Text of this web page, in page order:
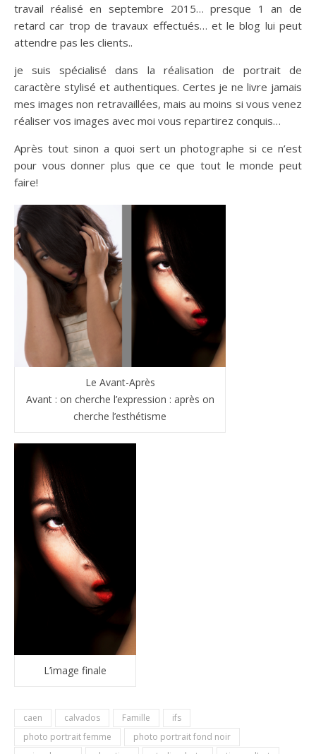
travail réalisé en septembre 2015… presque 1 an de
retard car trop de travaux effectués… et le blog lui peut
attendre pas les clients..
je suis spécialisé dans la réalisation de portrait de
caractère stylisé et authentiques. Certes je ne livre jamais
mes images non retravaillées, mais au moins si vous venez
réaliser vos images avec moi vous repartirez conquis…
Après tout sinon a quoi sert un photographe si ce n’est
pour vous donner plus que ce que tout le monde peut
faire!
Le Avant-Après
Avant : on cherche l’expression : après on
cherche l’esthétisme
L’image finale
caen calvados Famille
ifs
photo portrait femme
photo portrait fond noir